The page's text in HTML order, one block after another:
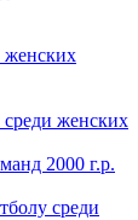
женских
женских
2000 г.р.
среди